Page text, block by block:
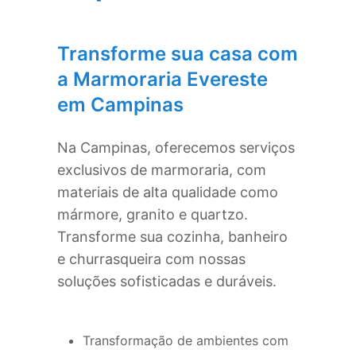
Transforme sua casa com
a Marmoraria Evereste
em Campinas
Na Campinas, oferecemos serviços
exclusivos de marmoraria, com
materiais de alta qualidade como
mármore, granito e quartzo.
Transforme sua cozinha, banheiro
e churrasqueira com nossas
soluções sofisticadas e duráveis.
Transformação de ambientes com